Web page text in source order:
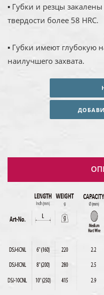
▪ Губки и резцы
твердости более 58 HRC.
▪ Губки имеют глубокую
наилучшего захвата.